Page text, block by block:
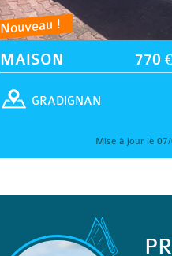
Nouveau !
MAISON 770
GRADIGNAN
Mise à jour le